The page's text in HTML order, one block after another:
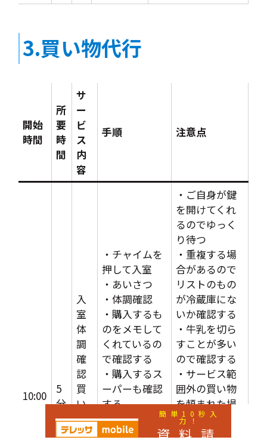
簡単10秒入
力！
資料請
3.買い物代行
開始
時間
所
要
時
間
サ
ー
ビ
ス
内
容
手順 注意点
10:00
5
分
入
室
体
調
確
認
買
い
物
リ
・チャイムを
押して入室
・あいさつ
・体調確認
・購入するも
のをメモして
くれているの
で確認する
・購入するス
ーパーも確認
する
・冷蔵庫の在
庫確認をする
・ご自身が鍵
を開けてくれ
るのでゆっく
り待つ
・重複する場
合があるので
リストのもの
が冷蔵庫にな
いか確認する
・牛乳を切ら
すことが多い
ので確認する
・サービス範
囲外の買い物
を頼まれた場
合はご説明し
て断る